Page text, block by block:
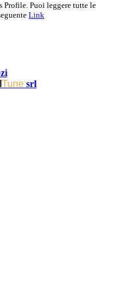
Profile. Puoi leggere tutte le
Link
Tune srl